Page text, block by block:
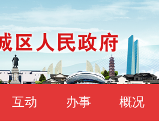
互动 办事 概况